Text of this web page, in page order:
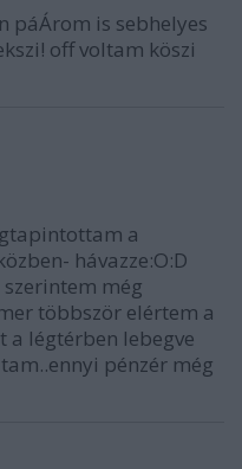
páÁrom is sebhelyes
off voltam köszi
a
hávazze:O:D
még
többször elértem a
légtérben lebegve
pénzér még